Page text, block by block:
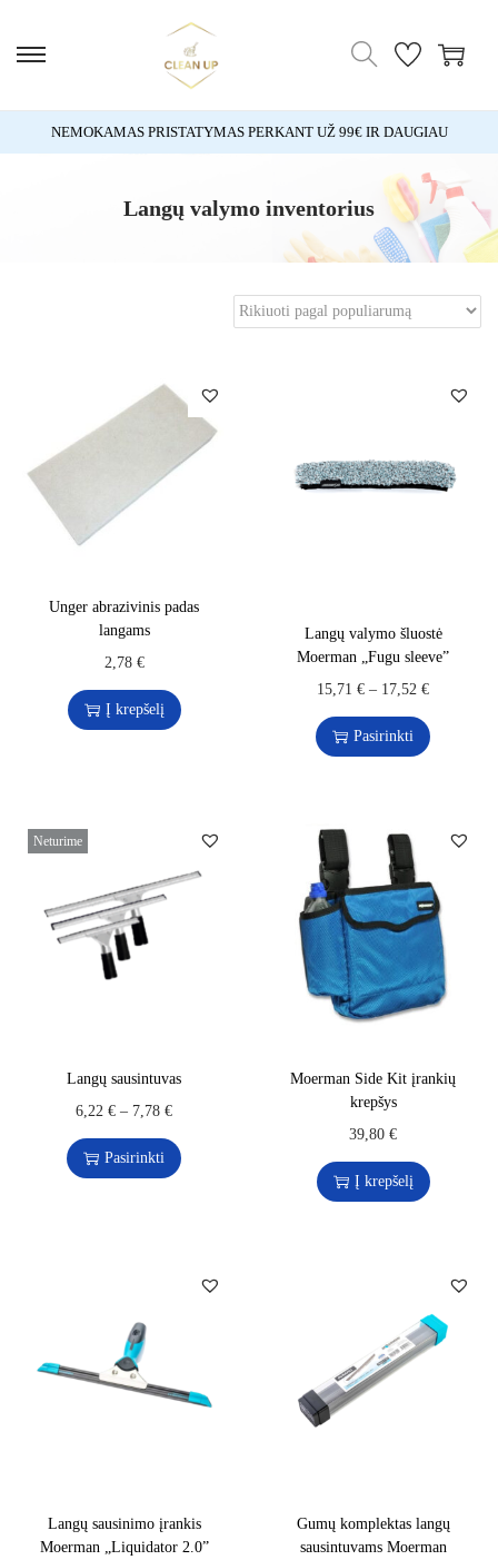
NEMOKAMAS PRISTATYMAS PERKANT UŽ 99€ IR DAUGIAU
Langų valymo inventorius
Unger abrazivinis padas
langams
2,78 €
Į krepšelį
Langų valymo šluostė
Moerman „Fugu sleeve”
15,71€ – 17,52€
Pasirinkti
Neturime
Langų sausintuvas
6,22€ – 7,78€
Pasirinkti
Moerman Side Kit įrankių
krepšys
39,80€
Į krepšelį
Langų sausinimo įrankis
Moerman „Liquidator 2.0”
Gumų komplektas langų
sausintuvams Moerman